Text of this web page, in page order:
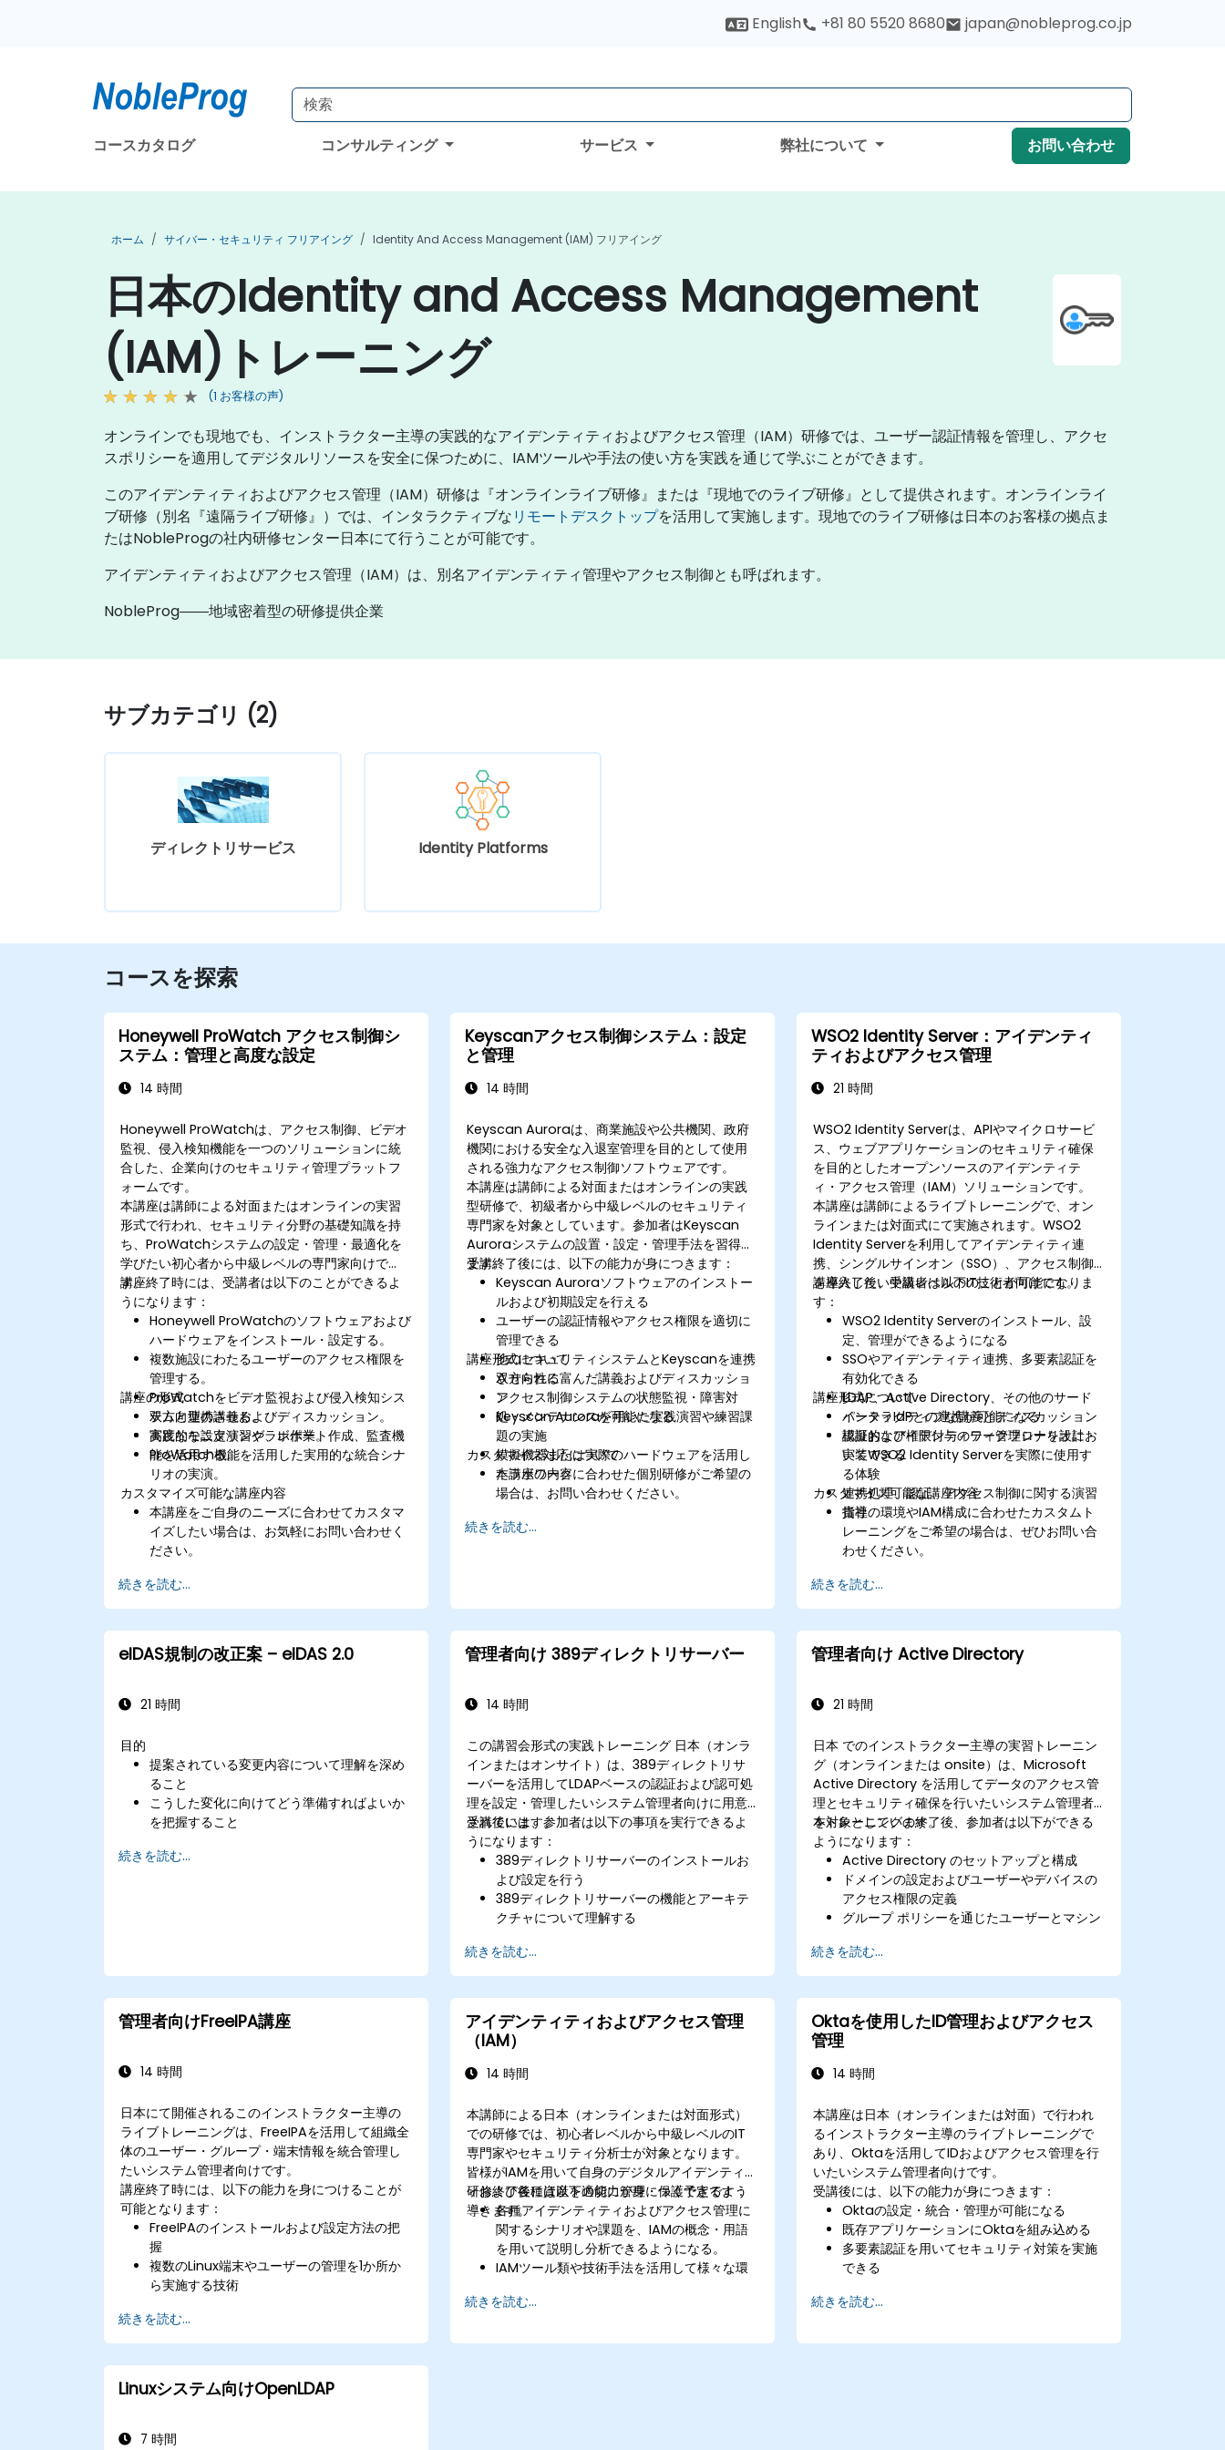
English +81 80 5520 8680 japan@nobleprog.co.jp
コースカタログ コンサルティング サービス 弊社について お問い合わせ
ホーム サイバー・セキュリティ フリアイング Identity And Access Management (IAM) フリアイング
日本のIdentity and Access Management
(IAM)トレーニング
(1 お客様の声)
オンラインでも現地でも、インストラクター主導の実践的なアイデンティティおよびアクセス管理（IAM）研修では、ユーザー認証情報を管理し、アクセ
スポリシーを適用してデジタルリソースを安全に保つために、IAMツールや手法の使い方を実践を通じて学ぶことができます。
このアイデンティティおよびアクセス管理（IAM）研修は『オンラインライブ研修』または『現地でのライブ研修』として提供されます。オンラインライ
ブ研修（別名『遠隔ライブ研修』）では、インタラクティブなリモートデスクトップを活用して実施します。現地でのライブ研修は日本のお客様の拠点ま
たはNobleProgの社内研修センター日本にて行うことが可能です。
アイデンティティおよびアクセス管理（IAM）は、別名アイデンティティ管理やアクセス制御とも呼ばれます。
NobleProg――地域密着型の研修提供企業
サブカテゴリ (2)
ディレクトリサービス Identity Platforms
コースを探索
Honeywell ProWatch アクセス制御シ
ステム：管理と高度な設定
14 時間
Honeywell ProWatchは、アクセス制御、ビデオ
監視、侵入検知機能を一つのソリューションに統
合した、企業向けのセキュリティ管理プラットフ
ォームです。
本講座は講師による対面またはオンラインの実習
形式で行われ、セキュリティ分野の基礎知識を持
ち、ProWatchシステムの設定・管理・最適化を
学びたい初心者から中級レベルの専門家向けで
す。
講座終了時には、受講者は以下のことができるよ
うになります：
Honeywell ProWatchのソフトウェアおよび
ハードウェアをインストール・設定する。
複数施設にわたるユーザーのアクセス権限を
管理する。
ProWatchをビデオ監視および侵入検知シス
テムと連携させる。
高度なモニタリング、レポート作成、監査機
能を活用する。
講座の形式
双方向型の講義およびディスカッション。
実践的な設定演習やラボ作業。
ProWatch機能を活用した実用的な統合シナ
リオの実演。
カスタマイズ可能な講座内容
本講座をご自身のニーズに合わせてカスタマ
イズしたい場合は、お気軽にお問い合わせく
ださい。
続きを読む...
Keyscanアクセス制御システム：設定
と管理
14 時間
Keyscan Auroraは、商業施設や公共機関、政府
機関における安全な入退室管理を目的として使用
される強力なアクセス制御ソフトウェアです。
本講座は講師による対面またはオンラインの実践
型研修で、初級者から中級レベルのセキュリティ
専門家を対象としています。参加者はKeyscan
Auroraシステムの設置・設定・管理手法を習得し
ます。
受講終了後には、以下の能力が身につきます：
Keyscan Auroraソフトウェアのインストー
ルおよび初期設定を行える
ユーザーの認証情報やアクセス権限を適切に
管理できる
他のセキュリティシステムとKeyscanを連携
させられる
アクセス制御システムの状態監視・障害対
処・メンテナンスが可能になる
講座形式について
双方向性に富んだ講義およびディスカッショ
ン
Keyscan Auroraを用いた実践演習や練習課
題の実施
模擬機器または実際のハードウェアを活用し
たラボワーク
カスタマイズ対応について
本講座の内容に合わせた個別研修がご希望の
場合は、お問い合わせください。
続きを読む...
WSO2 Identity Server：アイデンティ
ティおよびアクセス管理
21 時間
WSO2 Identity Serverは、APIやマイクロサービ
ス、ウェブアプリケーションのセキュリティ確保
を目的としたオープンソースのアイデンティテ
ィ・アクセス管理（IAM）ソリューションです。
本講座は講師によるライブトレーニングで、オン
ラインまたは対面式にて実施されます。WSO2
Identity Serverを利用してアイデンティティ連
携、シングルサインオン（SSO）、アクセス制御
を導入したい中級レベルのIT技術者向けです。
講座終了後、受講者は以下のことが可能になりま
す：
WSO2 Identity Serverのインストール、設
定、管理ができるようになる
SSOやアイデンティティ連携、多要素認証を
有効化できる
LDAP、Active Directory、その他のサード
パーティIdPとの連携が可能になる
認証および権限付与のワークフローを設計・
実装できる
講座形式について
インタラクティブな講義とディスカッション
模擬的なアイデンティティ管理シナリオにお
いてWSO2 Identity Serverを実際に使用す
る体験
連携処理、認証、アクセス制御に関する演習
指導
カスタマイズ可能な講座内容
貴社の環境やIAM構成に合わせたカスタムト
レーニングをご希望の場合は、ぜひお問い合
わせください。
続きを読む...
eIDAS規制の改正案 – eIDAS 2.0
21 時間
目的
提案されている変更内容について理解を深め
ること
こうした変化に向けてどう準備すればよいか
を把握すること
続きを読む...
管理者向け 389ディレクトリサーバー
14 時間
この講習会形式の実践トレーニング 日本（オンラ
インまたはオンサイト）は、389ディレクトリサ
ーバーを活用してLDAPベースの認証および認可処
理を設定・管理したいシステム管理者向けに用意
されています。
受講後には、参加者は以下の事項を実行できるよ
うになります：
389ディレクトリサーバーのインストールお
よび設定を行う
389ディレクトリサーバーの機能とアーキテ
クチャについて理解する
サーバーを設定する方法を学ぶ
高可用性および負荷分散のためのレプリケー
ション設定・監視を行う
SSSDを利用してLDAP認証を効率化し、パフ
ォーマンス向上を図る
389ディレクトリサーバーとMicrosoft
Active Directoryとの連携設定を行う
続きを読む...
管理者向け Active Directory
21 時間
日本 でのインストラクター主導の実習トレーニン
グ（オンラインまたは onsite）は、Microsoft
Active Directory を活用してデータのアクセス管
理とセキュリティ確保を行いたいシステム管理者
を対象としています。
本トレーニングの終了後、参加者は以下ができる
ようになります：
Active Directory のセットアップと構成
ドメインの設定およびユーザーやデバイスの
アクセス権限の定義
グループ ポリシーを通じたユーザーとマシン
ファイル サーバーへのアクセス制御
証明書サービスのセットアップと証明書の管
理
暗号化、証明書、認証などのサービスの実装
と管理
続きを読む...
管理者向けFreeIPA講座
14 時間
日本にて開催されるこのインストラクター主導の
ライブトレーニングは、FreeIPAを活用して組織全
体のユーザー・グループ・端末情報を統合管理し
たいシステム管理者向けです。
講座終了時には、以下の能力を身につけることが
可能となります：
FreeIPAのインストールおよび設定方法の把
握
複数のLinux端末やユーザーの管理を1か所か
ら実施する技術
た権限設定手法
全システム・サービス・アプリケーションに
おけるシングルサインオン環境の構築
Windows Active Directoryとの連携方法
FreeIPAサーバーのバックアップ、レプリケ
続きを読む...
アイデンティティおよびアクセス管理
（IAM）
14 時間
本講師による日本（オンラインまたは対面形式）
での研修では、初心者レベルから中級レベルのIT
専門家やセキュリティ分析士が対象となります。
皆様がIAMを用いて自身のデジタルアイデンティテ
ィおよび各種資産を適切に管理・保護できるよう
導きます。
研修終了後には以下の能力が身につく予定です：
各種アイデンティティおよびアクセス管理に
関するシナリオや課題を、IAMの概念・用語
を用いて説明し分析できるようになる。
IAMツール類や技術手法を活用して様々な環
ス制御ソリューションの導入・管理が可能と
異種システム間での相互運用性向上に向け、
続きを読む...
Oktaを使用したID管理およびアクセス
管理
14 時間
本講座は日本（オンラインまたは対面）で行われ
るインストラクター主導のライブトレーニングで
あり、Oktaを活用してIDおよびアクセス管理を行
いたいシステム管理者向けです。
受講後には、以下の能力が身につきます：
Oktaの設定・統合・管理が可能になる
既存アプリケーションにOktaを組み込める
多要素認証を用いてセキュリティ対策を実施
できる
続きを読む...
Linuxシステム向けOpenLDAP
7 時間